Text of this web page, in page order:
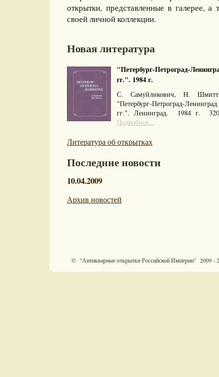
открытки, представленные в галерее, а
своей личной коллекции.
Новая литература
"Петербург-Петроград-
гг.". 1984 г.
С. Самуйликович, Н.
"Петербург-Петроград-
гг.". Ленинград. 1984 г.
Подробнее...
Литература об открытках
Последние новости
10.04.2009
Архив новостей
© "Антикварные открытки Российской Империи" 2009 -